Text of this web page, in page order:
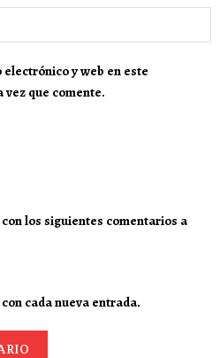
y web en este
que comente.
los siguientes comentarios a
cada nueva entrada.